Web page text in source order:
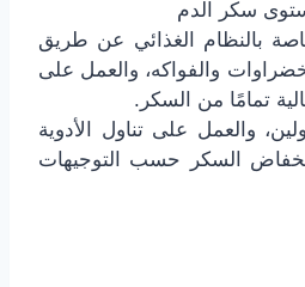
سكر الدم
بالنظام الغذائي عن طريق
والفواكه، والعمل على
تمامًا من السكر.
والعمل على تناول الأدوية
السكر حسب التوجيهات